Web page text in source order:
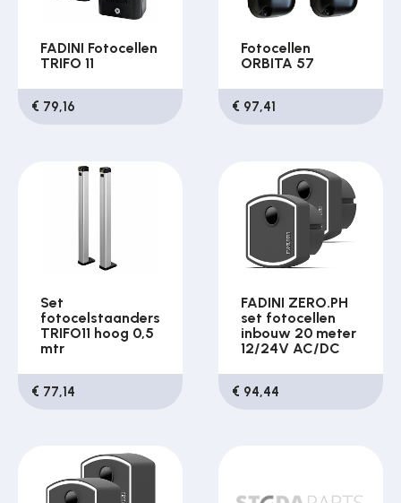
FADINI Fotocellen
TRIFO 11
€ 79,16
Fotocellen
ORBITA 57
€ 97,41
Set
fotocelstaanders
TRIFO11 hoog 0,5
mtr
€ 77,14
FADINI ZERO.PH
set fotocellen
inbouw 20 meter
12/24V AC/DC
€ 94,44